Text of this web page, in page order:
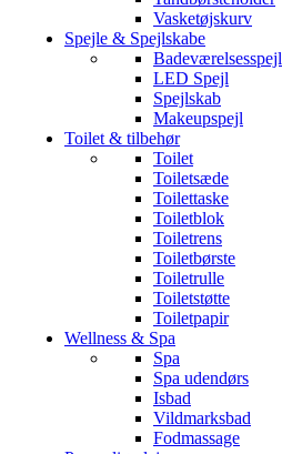
Vasketøjskurv
Spejle & Spejlskabe
Badeværelsesspejl
LED Spejl
Spejlskab
Makeupspejl
Toilet & tilbehør
Toilet
Toiletsæde
Toilettaske
Toiletblok
Toiletrens
Toiletbørste
Toiletrulle
Toiletstøtte
Toiletpapir
Wellness & Spa
Spa
Spa udendørs
Isbad
Vildmarksbad
Fodmassage